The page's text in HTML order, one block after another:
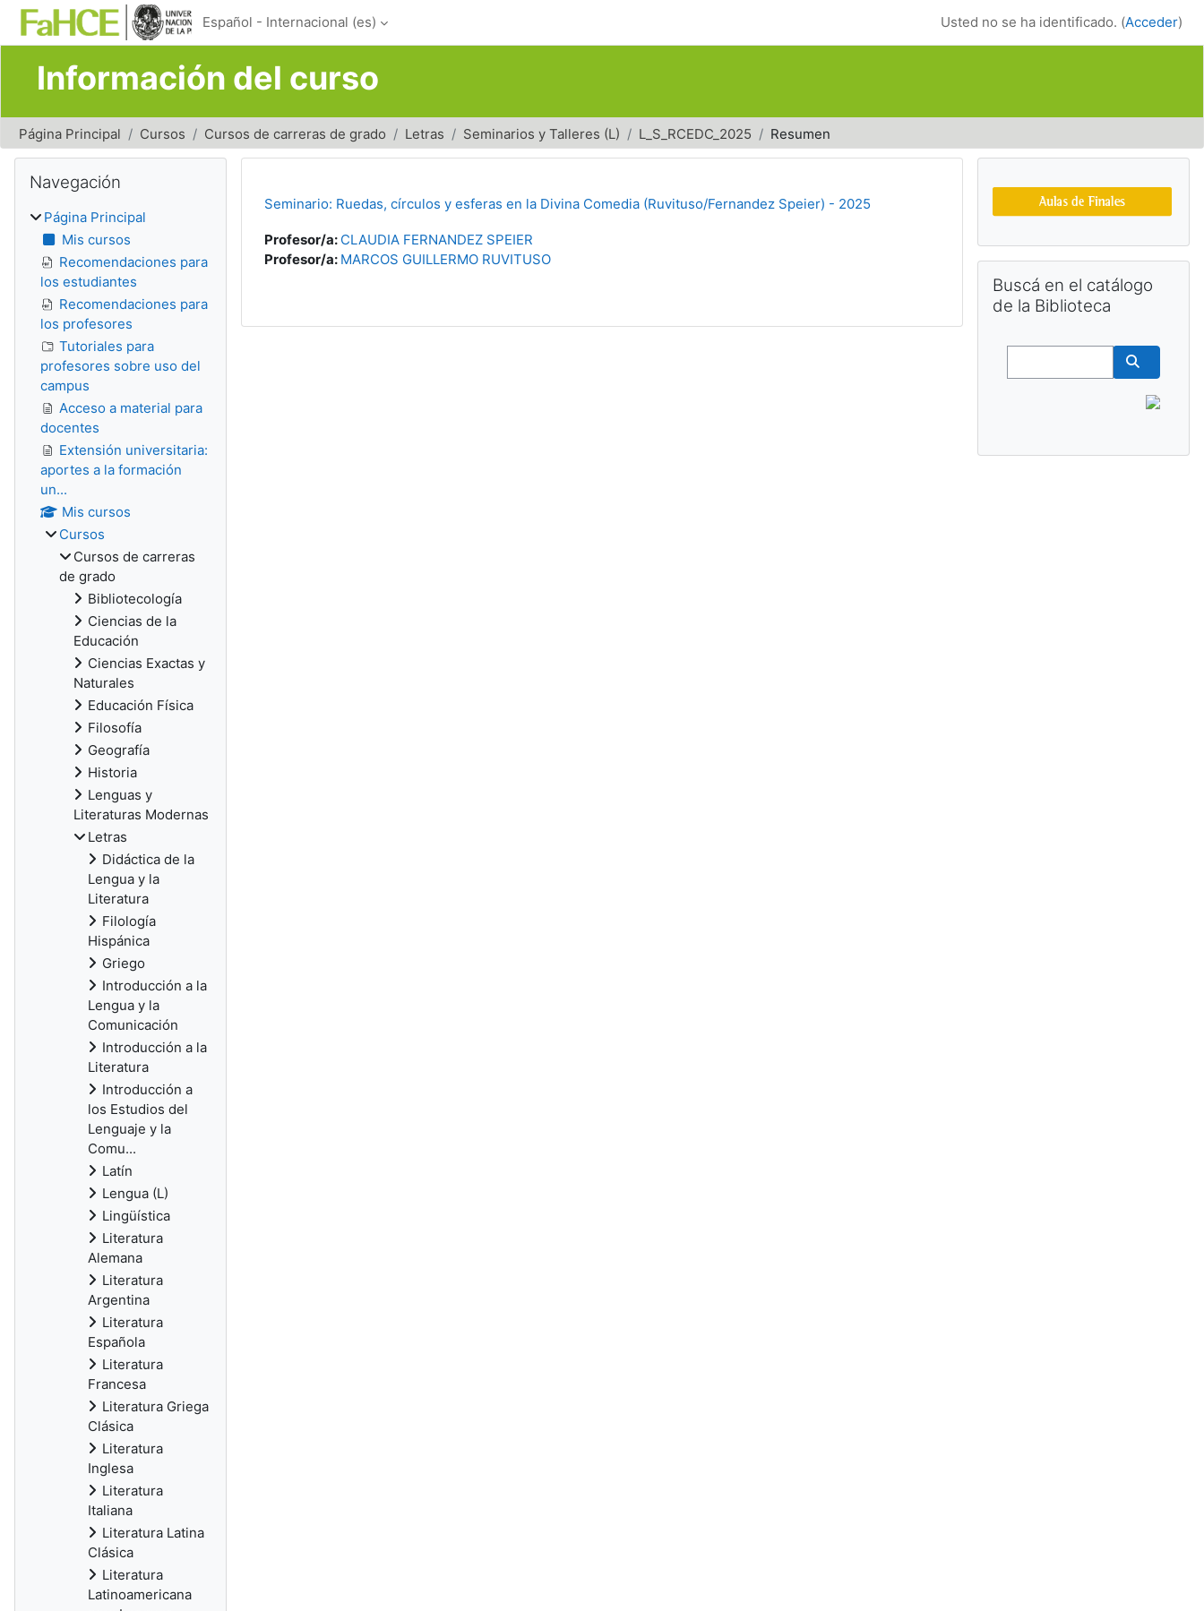
Salta al contenido principal
Español - Internacional ‎(es)‎ Usted no se ha identificado. (Acceder)
Información del curso
Página Principal Cursos Cursos de carreras de grado Letras Seminarios y Talleres (L) L_S_RCEDC_2025 Resumen
Seminario: Ruedas, círculos y esferas en la Divina Comedia (Ruvituso/Fernandez Speier) - 2025
Profesor/a: CLAUDIA FERNANDEZ SPEIER
Profesor/a: MARCOS GUILLERMO RUVITUSO
Bloques
Navegación
Página Principal
Mis cursos
Recomendaciones para
los estudiantes
Recomendaciones para
los profesores
Tutoriales para
profesores sobre uso del
campus
Acceso a material para
docentes
Extensión universitaria:
aportes a la formación
un...
Mis cursos
Cursos
Cursos de carreras
de grado
Bibliotecología
Ciencias de la
Educación
Ciencias Exactas y
Naturales
Educación Física
Filosofía
Geografía
Historia
Lenguas y
Literaturas Modernas
Letras
Didáctica de la
Lengua y la
Literatura
Filología
Hispánica
Griego
Introducción a la
Lengua y la
Comunicación
Introducción a la
Literatura
Introducción a
los Estudios del
Lenguaje y la
Comu...
Latín
Lengua (L)
Lingüística
Literatura
Alemana
Literatura
Argentina
Literatura
Española
Literatura
Francesa
Literatura Griega
Clásica
Literatura
Inglesa
Literatura
Italiana
Literatura Latina
Clásica
Literatura
Latinoamericana
Buscá en el catálogo
de la Biblioteca
Buscar
Buscar